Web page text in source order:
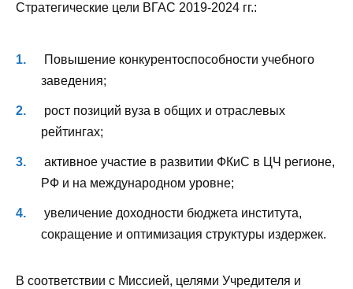
Стратегические цели ВГАС 2019-2024 гг.:
Повышение конкурентоспособности учебного
заведения;
рост позиций вуза в общих и отраслевых
рейтингах;
активное участие в развитии ФКиС в ЦЧ регионе,
РФ и на международном уровне;
увеличение доходности бюджета института,
сокращение и оптимизация структуры издержек.
В соответствии с Миссией, целями Учредителя и